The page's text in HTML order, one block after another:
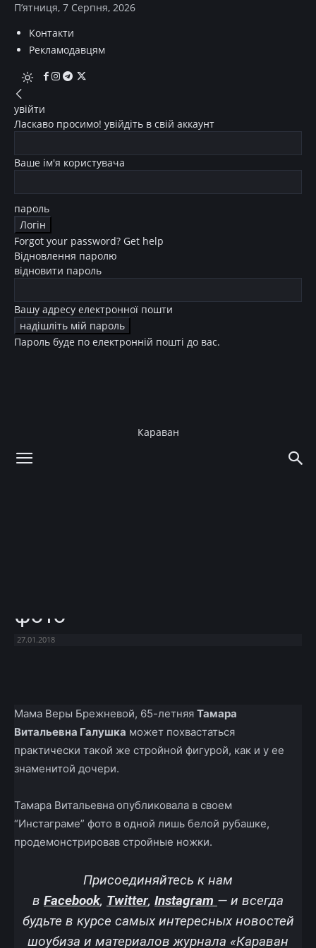
П’ятниця, 7 Серпня, 2026
Контакти
Рекламодавцям
увійти
Ласкаво просимо! увійдіть в свій аккаунт
Ваше ім'я користувача
пароль
Forgot your password? Get help
Відновлення паролю
відновити пароль
Вашу адресу електронної пошти
Пароль буде по електронній пошті до вас.
Караван
фото
27.01.2018
Мама Веры Брежневой, 65-летняя Тамара
Витальевна Галушка может похвастаться
практически такой же стройной фигурой, как и у ее
знаменитой дочери.
Тамара Витальевнаопубликовала в своем
“Инстаграме” фото в одной лишь белой рубашке,
продемонстрировав стройные ножки.
Присоединяйтесь к нам
в Facebook, Twitter, Instagram — и всегда
будьте в курсе самых интересных новостей
шоубиза и материалов журнала «Караван